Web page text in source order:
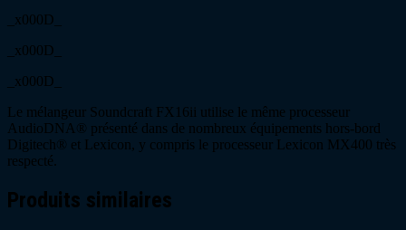
_x000D_
_x000D_
_x000D_
Le mélangeur Soundcraft FX16ii utilise le même processeur
AudioDNA® présenté dans de nombreux équipements hors-bord
Digitech® et Lexicon, y compris le processeur Lexicon MX400 très
respecté.
Produits similaires